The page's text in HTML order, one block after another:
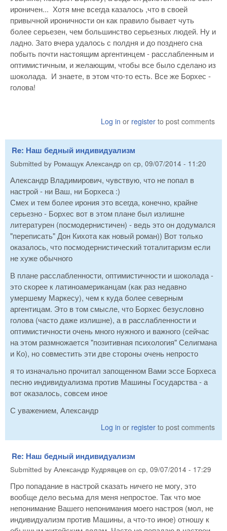
ироничен... Хотя мне всегда казалось ,что в своей
привычной ироничности он как правило бывает чуть
более серьезен, чем большинство серьезных людей. Ну и
ладно. Зато вчера удалось с полдня и до позднего сна
побыть почти настоящим аргентинцем - расслабленным и
оптимистичным, и желающим, чтобы все было сделано из
шоколада. И знаете, в этом что-то есть. Все же Борхес -
голова!
Log in or register to post comments
Re: Наш бедный индивидуализм
Submitted by Ромащук Александр on ср, 09/07/2014 - 11:20
Александр Владимирович, чувствую, что не попал в
настрой - ни Ваш, ни Борхеса :)
Смех и тем более ирония это всегда, конечно, крайне
серьезно - Борхес вот в этом плане был излишне
литературен (посмодернистичен) - ведь это он додумался
"переписать" Дон Кихота как новый роман)) Вот только
оказалось, что посмодернистический тоталитаризм если
не хуже обычного
В плане расслабленности, оптимистичности и шоколада -
это скорее к латиноамериканцам (как раз недавно
умершему Маркесу), чем к куда более северным
аргентицам. Это в том смысле, что Борхес безусловно
голова (часто даже излишне), а в расслабленности и
оптимистичности очень много нужного и важного (сейчас
на этом размножается "позитивная психология" Селигмана
и Ко), но совместить эти две стороны очень непросто
я то изначально прочитал запощенном Вами эссе Борхеса
песню индивидуализма против Машины Государства - а
вот оказалось, совсем иное
С уважением, Александр
Log in or register to post comments
Re: Наш бедный индивидуализм
Submitted by Александр Кудрявцев on ср, 09/07/2014 - 17:29
Про попадание в настрой сказать ничего не могу, это
вообще дело весьма для меня непростое. Так что мое
непонимание Вашего непонимания моего настроя (мол, не
индивидуализм против Машины, а что-то иное) отношу к